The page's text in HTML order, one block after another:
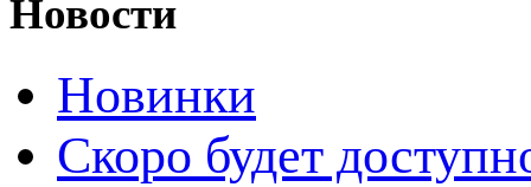
Новости
Новинки
Скоро будет